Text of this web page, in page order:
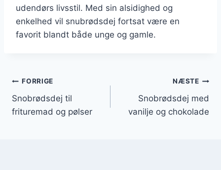
udendørs livsstil. Med sin alsidighed og
enkelhed vil snubrødsdej fortsat være en
favorit blandt både unge og gamle.
Indlægsnavigation
FORRIGE
Snobrødsdej til
frituremad og pølser
NÆSTE
Snobrødsdej med
vanilje og chokolade